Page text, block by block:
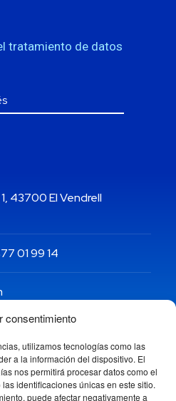
consentimiento
utilizamos tecnologías como las
a la información del dispositivo. El
nos permitirá procesar datos como el
identificaciones únicas en este sitio.
puede afectar negativamente a
tratamiento de datos
43700 El Vendrell
01 99 14